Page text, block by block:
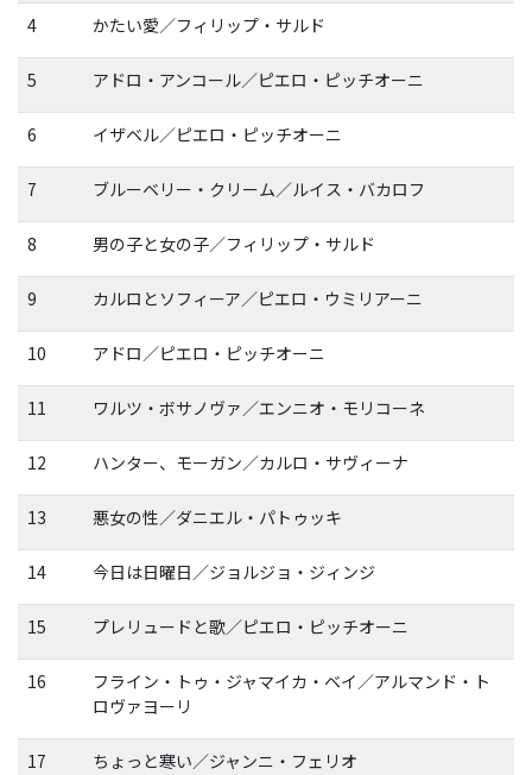
4 かたい愛／フィリップ・サルド
5 アドロ・アンコール／ピエロ・ピッチオーニ
6 イザベル／ピエロ・ピッチオーニ
7 ブルーベリー・クリーム／ルイス・バカロフ
8 男の子と女の子／フィリップ・サルド
9 カルロとソフィーア／ピエロ・ウミリアーニ
10 アドロ／ピエロ・ピッチオーニ
11 ワルツ・ボサノヴァ／エンニオ・モリコーネ
12 ハンター、モーガン／カルロ・サヴィーナ
13 悪女の性／ダニエル・パトゥッキ
14 今日は日曜日／ジョルジョ・ジィンジ
15 プレリュードと歌／ピエロ・ピッチオーニ
16
フライン・トゥ・ジャマイカ・ベイ／アルマンド・ト
ロヴァヨーリ
17 ちょっと寒い／ジャンニ・フェリオ